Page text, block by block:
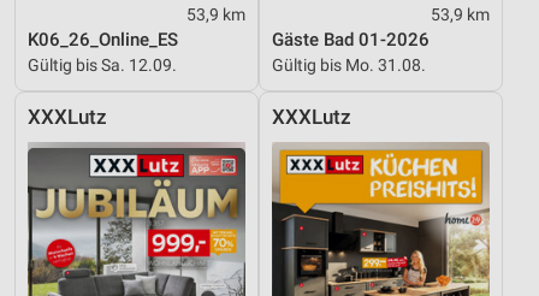
53,9 km
K06_26_Online_ES
Gültig bis Sa. 12.09.
53,9 km
Gäste Bad 01-2026
Gültig bis Mo. 31.08.
XXXLutz XXXLutz